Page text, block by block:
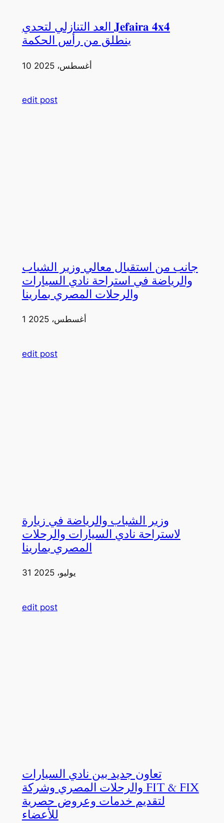
العد التنازلي لتحدي 𝐉𝐞𝐟𝐚𝐢𝐫𝐚 𝟒𝐱𝟒
ينطلق من رأس الحكمة
10 أغسطس، 2025
edit post
جانب من استقبال معالي وزير الشباب
والرياضة في استراحة نادي السيارات
والرحلات المصري بمارينا
1 أغسطس، 2025
edit post
وزير الشباب والرياضة في زيارة
لاستراحة نادي السيارات والرحلات
المصري بمارينا
31 يوليو، 2025
edit post
تعاون جديد بين نادي السيارات
والرحلات المصري وشركة FIT & FIX
لتقديم خدمات وعروض حصرية
للأعضاء